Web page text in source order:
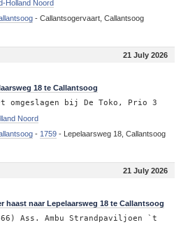
Holland Noord
- Callantsogervaart, Callantsoog
21 July 2026
18 te Callantsoog
omgeslagen bij De Toko, Prio 3
Noord
- 1759- Lepelaarsweg 18, Callantsoog
21 July 2026
haast naar Lepelaarsweg 18 te Callantsoog
Ass. Ambu Strandpaviljoen `t